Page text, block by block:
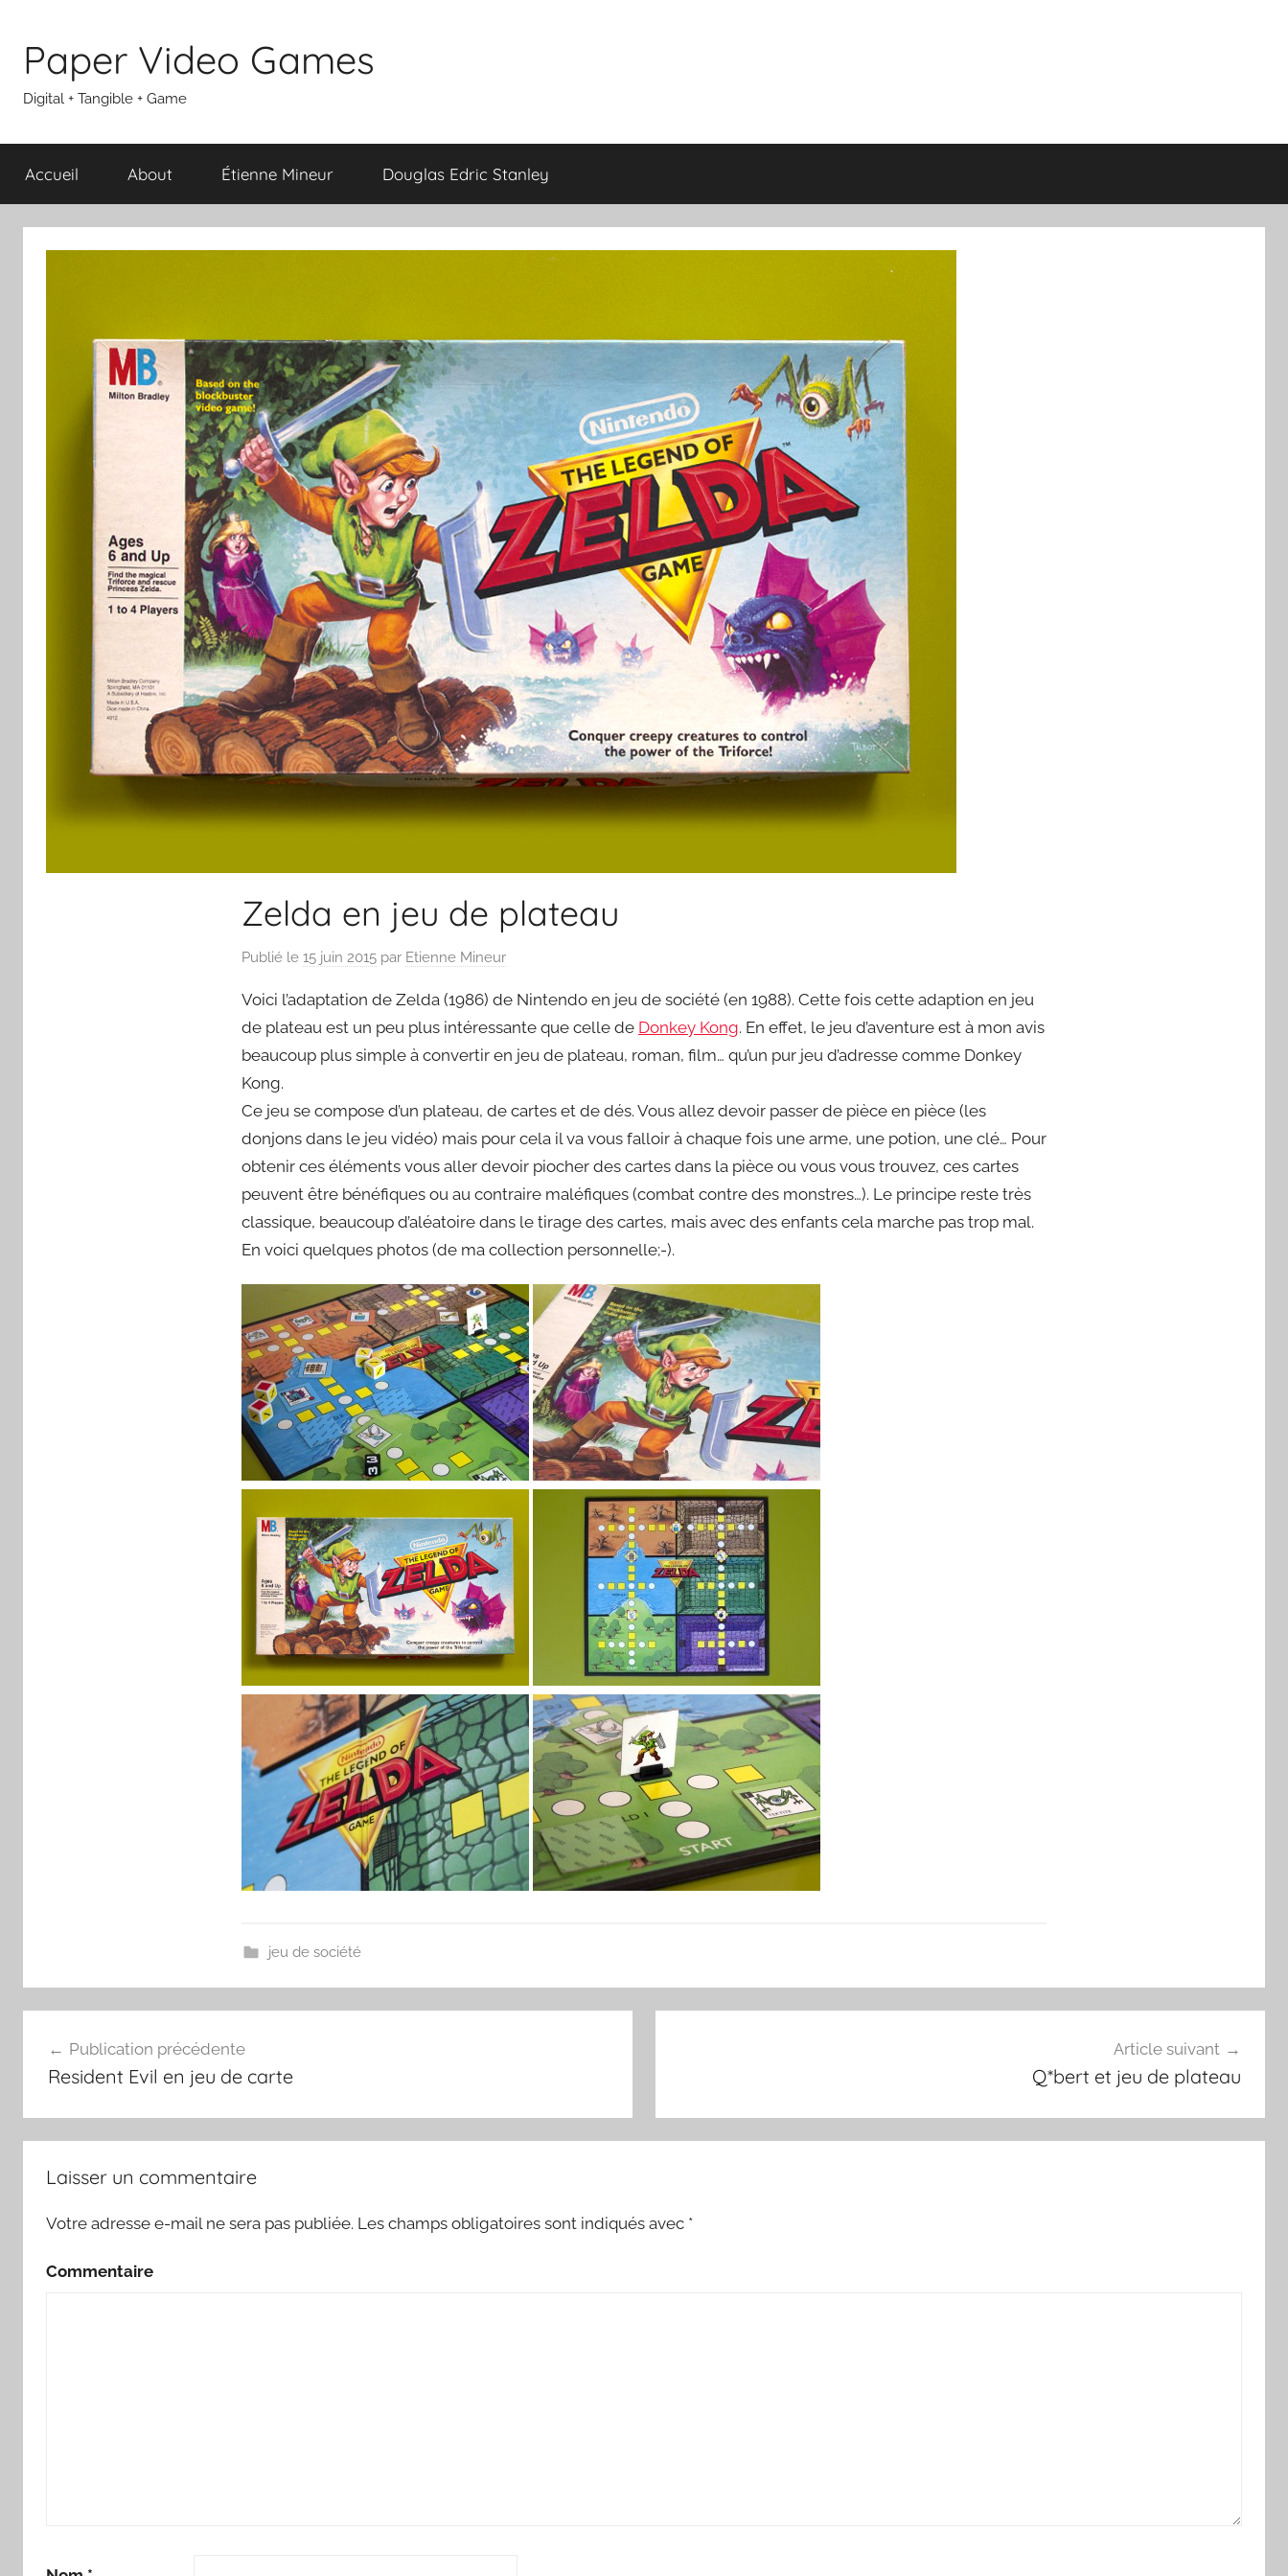
contenu
Paper Video Games
Digital + Tangible + Game
Accueil About Étienne Mineur Douglas Edric Stanley
Zelda en jeu de plateau
Publié le 15 juin 2015 par Etienne Mineur
Voici l’adaptation de Zelda (1986) de Nintendo en jeu de société (en 1988). Cette fois cette adaption en jeu
de plateau est un peu plus intéressante que celle de Donkey Kong. En effet, le jeu d’aventure est à mon avis
beaucoup plus simple à convertir en jeu de plateau, roman, film… qu’un pur jeu d’adresse comme Donkey
Kong.
Ce jeu se compose d’un plateau, de cartes et de dés. Vous allez devoir passer de pièce en pièce (les
donjons dans le jeu vidéo) mais pour cela il va vous falloir à chaque fois une arme, une potion, une clé… Pour
obtenir ces éléments vous aller devoir piocher des cartes dans la pièce ou vous vous trouvez, ces cartes
peuvent être bénéfiques ou au contraire maléfiques (combat contre des monstres…). Le principe reste très
classique, beaucoup d’aléatoire dans le tirage des cartes, mais avec des enfants cela marche pas trop mal.
En voici quelques photos (de ma collection personnelle;-).
jeu de société
Navigation
de
l’article
Publication précédente
Resident Evil en jeu de carte
Article suivant
Q*bert et jeu de plateau
Laisser un commentaire
Votre adresse e-mail ne sera pas publiée. Les champs obligatoires sont indiqués avec *
Commentaire